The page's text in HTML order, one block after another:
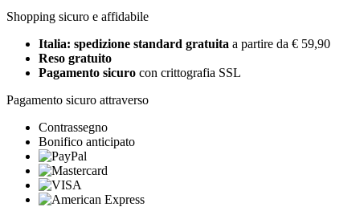
Shopping sicuro e affidabile
Italia: spedizione standard gratuita a partire da € 59,90
Reso gratuito
Pagamento sicuro con crittografia SSL
Pagamento sicuro attraverso
Contrassegno
Bonifico anticipato